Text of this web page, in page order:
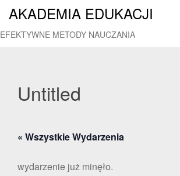
AKADEMIA EDUKACJI
EFEKTYWNE METODY NAUCZANIA
Untitled
« Wszystkie Wydarzenia
wydarzenie już minęło.